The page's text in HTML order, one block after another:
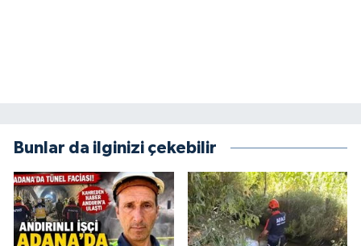
Bunlar da ilginizi çekebilir